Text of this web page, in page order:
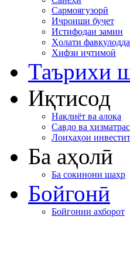
Сармоягузорӣ
Иҷроиши буҷет
Истифодаи замин
Ҳолати фавқулодда
Хифзи иҷтимоӣ
Таърихи
Иқтисод
Нақлиёт ва алоқа
Савдо ва
Лоиҳаҳои
Ба аҳолӣ
Ба сокинони шаҳр
Бойгонӣ
Бойгонии ахборот